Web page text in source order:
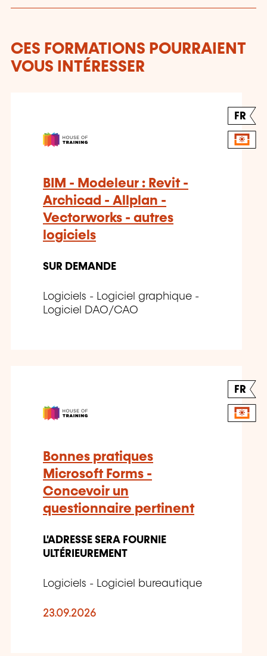
CES FORMATIONS POURRAIENT
VOUS INTÉRESSER
FR
BIM - Modeleur : Revit -
Archicad - Allplan -
Vectorworks - autres
logiciels
SUR DEMANDE
Logiciels - Logiciel graphique -
Logiciel DAO/CAO
FR
Bonnes pratiques
Microsoft Forms -
Concevoir un
questionnaire pertinent
L'ADRESSE SERA FOURNIE
ULTÉRIEUREMENT
Logiciels - Logiciel bureautique
23.09.2026